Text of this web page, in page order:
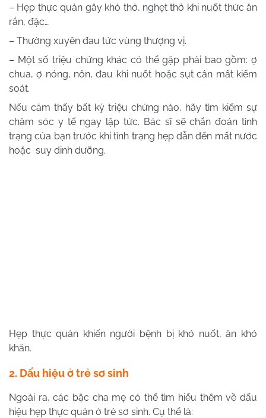
– Hẹp thực quản gây khó thở, nghẹt thở khi nuốt thức ăn
rắn, đặc…
– Thường xuyên đau tức vùng thượng vị.
– Một số triệu chứng khác có thể gặp phải bao gồm: ợ
chua, ợ nóng, nôn, đau khi nuốt hoặc sụt cân mất kiểm
soát.
Nếu cảm thấy bất kỳ triệu chứng nào, hãy tìm kiếm sự
chăm sóc y tế ngay lập tức. Bác sĩ sẽ chẩn đoán tình
trạng của bạn trước khi tình trạng hẹp dẫn đến mất nước
hoặc suy dinh dưỡng.
Hẹp thực quản khiến người bệnh bị khó nuốt, ăn khó
khăn.
2. Dấu hiệu ở trẻ sơ sinh
Ngoài ra, các bậc cha mẹ có thể tìm hiểu thêm về dấu
hiệu hẹp thực quản ở trẻ sơ sinh. Cụ thể là: